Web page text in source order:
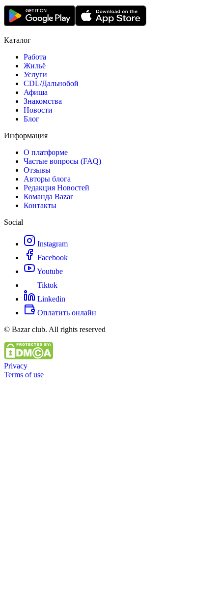
Каталог
Работа
Жильё
Услуги
CDL/Дальнобой
Афиша
Знакомства
Новости
Блог
Информация
О платформе
Частые вопросы (FAQ)
Отзывы
Авторы блога
Редакция Новостей
Команда Bazar
Контакты
Social
Instagram
Facebook
Youtube
Tiktok
Linkedin
Оплатить онлайн
© Bazar club. All rights reserved
Privacy
Terms of use